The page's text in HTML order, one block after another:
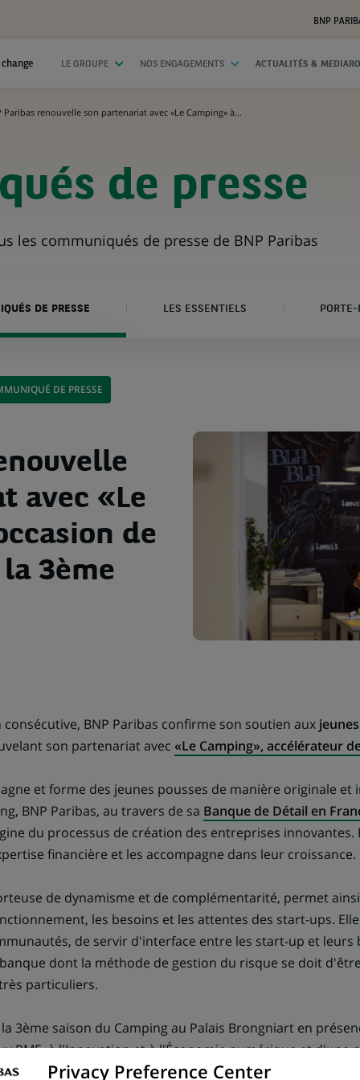
BNP
LE GROUPE NOS ENGAGEMENTS ACTUALITÉS &
Paribas renouvelle son partenariat avec «Le Camping» à...
de presse
les communiqués de presse de BNP Paribas
DE PRESSE LES ESSENTIELS PORTE-
DE PRESSE
avec «Le
de
3ème
consécutive, BNP Paribas confirme son soutien aux
son partenariat avec «Le Camping», accélérateur
et forme des jeunes pousses de manière originale et
BNP Paribas, au travers de sa Banque de Détail en
du processus de création des entreprises innovantes.
financière et les accompagne dans leur croissance.
de dynamisme et de complémentarité, permet ainsi
les besoins et les attentes des start-ups.
de servir d'interface entre les start-up et leurs
dont la méthode de gestion du risque se doit
particuliers.
3ème saison du Camping au Palais Brongniart en
PME, à l'Innovation et à l'Économie numérique et d'une
Privacy Preference Center